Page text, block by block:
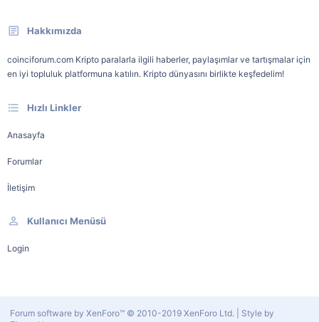
Hakkımızda
coinciforum.com Kripto paralarla ilgili haberler, paylaşımlar ve tartışmalar için
en iyi topluluk platformuna katılın. Kripto dünyasını birlikte keşfedelim!
Hızlı Linkler
Anasayfa
Forumlar
İletişim
Kullanıcı Menüsü
Login
Forum software by XenForo™ © 2010-2019 XenForo Ltd.
Style by